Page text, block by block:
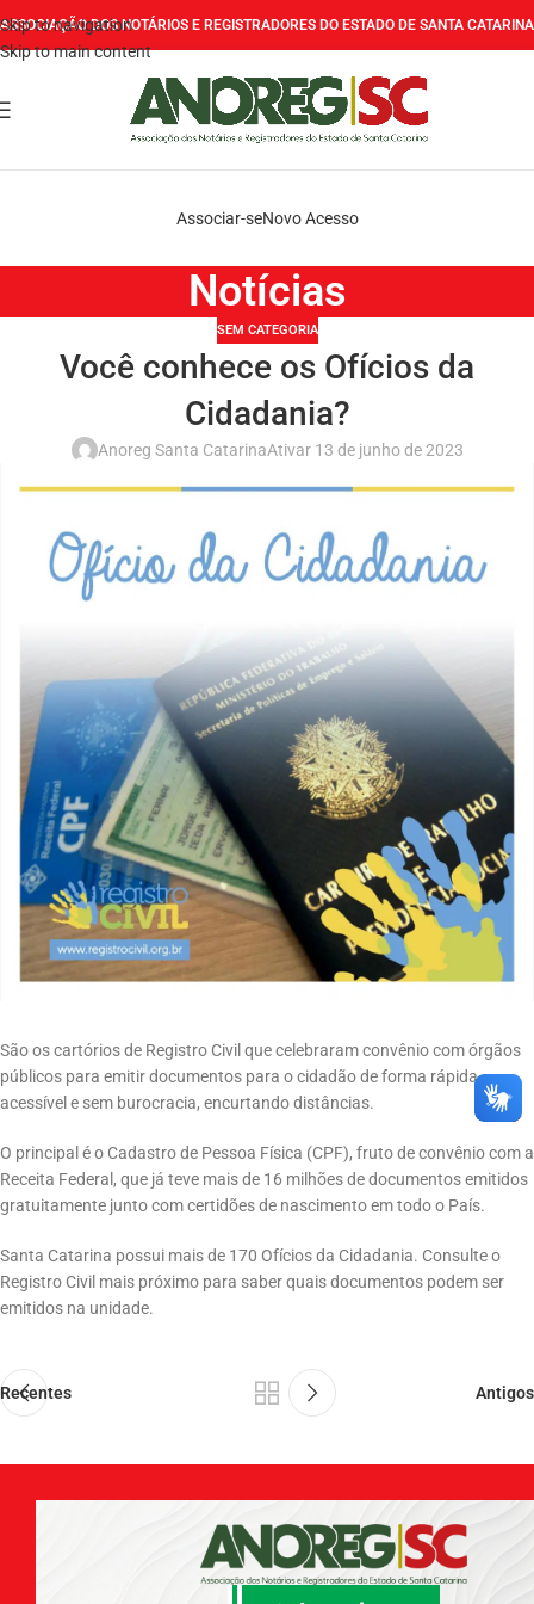
Skip to navigation
Skip to main content
ASSOCIAÇÃO DOS NOTÁRIOS E REGISTRADORES DO ESTADO DE SANTA CATARINA
Associar-seNovo Acesso
Notícias
SEM CATEGORIA
Você conhece os Ofícios da
Cidadania?
Anoreg Santa CatarinaAtivar 13 de junho de 2023
São os cartórios de Registro Civil que celebraram convênio com órgãos
públicos para emitir documentos para o cidadão de forma rápida,
acessível e sem burocracia, encurtando distâncias.
O principal é o Cadastro de Pessoa Física (CPF), fruto de convênio com a
Receita Federal, que já teve mais de 16 milhões de documentos emitidos
gratuitamente junto com certidões de nascimento em todo o País.
Santa Catarina possui mais de 170 Ofícios da Cidadania. Consulte o
Registro Civil mais próximo para saber quais documentos podem ser
emitidos na unidade.
Recentes Antigos